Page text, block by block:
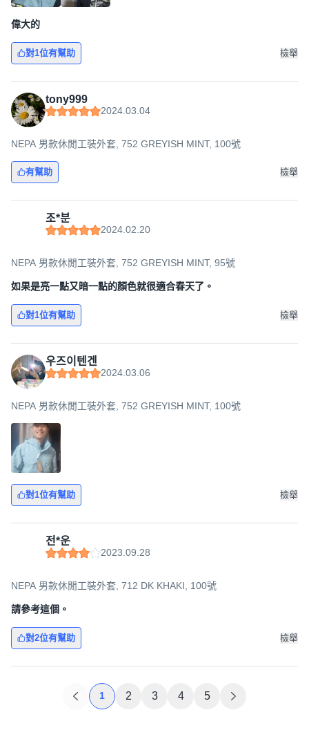
偉大的
對1位有幫助 檢舉
tony999
2024.03.04
NEPA 男款休閒工裝外套, 752 GREYISH MINT, 100號
有幫助 檢舉
조*분
2024.02.20
NEPA 男款休閒工裝外套, 752 GREYISH MINT, 95號
如果是亮一點又暗一點的顏色就很適合春天了。
對1位有幫助 檢舉
우즈이텐겐
2024.03.06
NEPA 男款休閒工裝外套, 752 GREYISH MINT, 100號
對1位有幫助 檢舉
전*운
2023.09.28
NEPA 男款休閒工裝外套, 712 DK KHAKI, 100號
請參考這個。
對2位有幫助 檢舉
1 2 3 4 5